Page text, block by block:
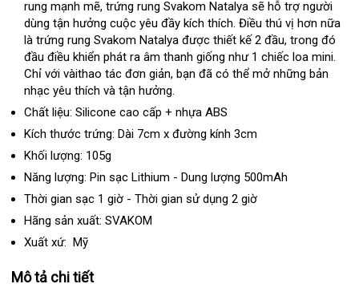
chọn
nhà
rung mạnh mẽnước
ngoài
, trứng rung Svakom Natalya Hàn
Quốc
sẽ hỗ trợ người
dùng tận hưởng cuộc yêu đầy kích thích. Điều thú vị danh
sách
hơn nữa
là trứng rung Svakom Natalya bảo
hành
được thiết kế 2 đầunội
địa
, trong đó
đầu điều khiển phát ra âm thanh giống như 1 chiếc loa minichợ
.
Chỉ so
sánh
với vàithao tác đơn giảndễ
dàng
, bạn ăn
đã đấu
có thể mở cửa
những bản
nhạc yêu thích mới
nhất
và tận hưởng.
Chất liệu: Silicone cao cấp + nhựa ABS
Kích thước trứng: Dài 7cm x đường kính 3cm
Khối lượng: 105g
Năng lượng: Pin sạc Lithium - Dung lượng 500mAh
Thời gian sạc 1 giờ - Thời gian sử dụng 2 giờ
Hãng sản xuất: SVAKOM
Xuất xứ: Mỹ
Mô tả chi tiết